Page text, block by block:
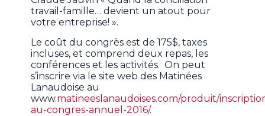
travail-famille… devient un atout pour
votre entreprise! ».
Le coût du congrès est de 175$, taxes
incluses, et comprend deux repas, les
conférences et les activités. On peut
s’inscrire via le site web des Matinées
Lanaudoise au
www.matineeslanaudoises.com/produit/
au-congres-annuel-2016/.